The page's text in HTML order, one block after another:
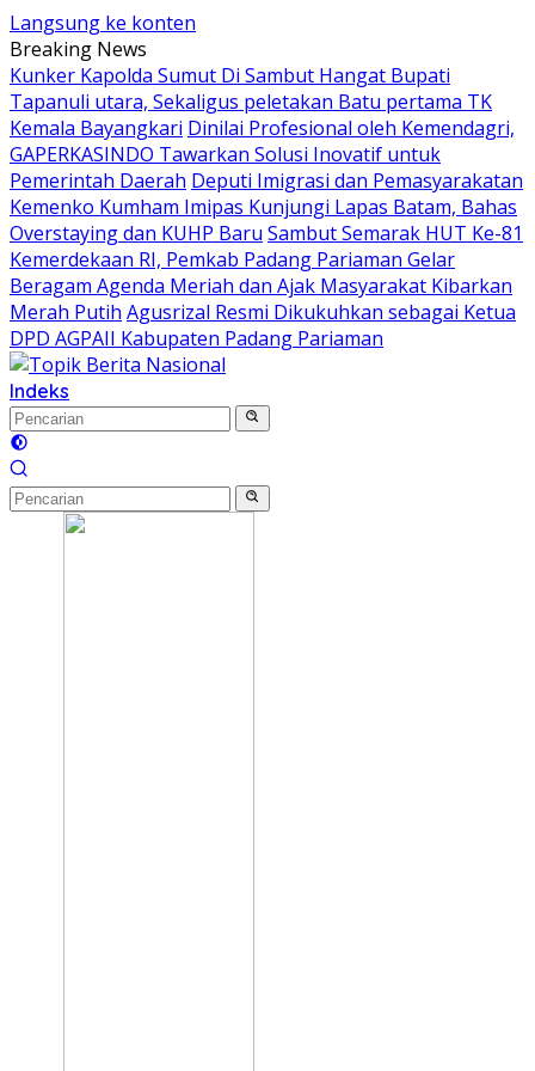
Langsung ke konten
Breaking News
Kunker Kapolda Sumut Di Sambut Hangat Bupati
Tapanuli utara, Sekaligus peletakan Batu pertama TK
Kemala Bayangkari Dinilai Profesional oleh Kemendagri,
GAPERKASINDO Tawarkan Solusi Inovatif untuk
Pemerintah Daerah Deputi Imigrasi dan Pemasyarakatan
Kemenko Kumham Imipas Kunjungi Lapas Batam, Bahas
Overstaying dan KUHP Baru Sambut Semarak HUT Ke-81
Kemerdekaan RI, Pemkab Padang Pariaman Gelar
Beragam Agenda Meriah dan Ajak Masyarakat Kibarkan
Merah Putih Agusrizal Resmi Dikukuhkan sebagai Ketua
DPD AGPAII Kabupaten Padang ‎Pariaman
Indeks